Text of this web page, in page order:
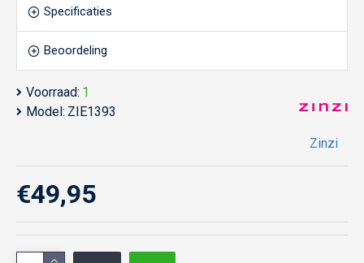
Specificaties
Beoordeling
Voorraad: 1
Model: ZIE1393
Zinzi
€49,95